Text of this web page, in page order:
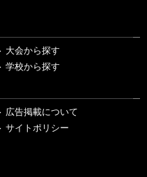
大会から探す
学校から探す
広告掲載について
サイトポリシー